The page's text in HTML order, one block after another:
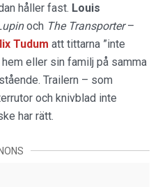
håller fast. Louis
och The Transporter–
Tudum att tittarna ”inte
eller sin familj på samma
Trailern – som
och knivblad inte
har rätt.